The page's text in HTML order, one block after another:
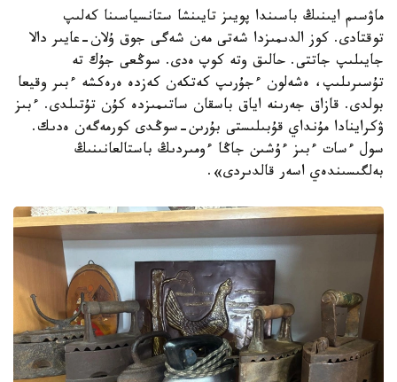
ماۋسىم ايىنىڭ باسىندا پويىز تايىنشا ستانسياسىنا كەلىپ
توقتادى. كوز الدىمىزدا شەتى مەن شەگى جوق ۇلان-عايىر دالا
جايىلىپ جاتتى. حالىق وتە كوپ ەدى. سوڭعى جۇك تە
تۇسىرىلىپ، ەشەلون ءجۇرىپ كەتكەن كەزدە ەرەكشە ءبىر وقيعا
بولدى. قازاق جەرىنە اياق باسقان ساتىمىزدە كۇن تۇتىلدى. ءبىز
ۋكراينادا مۇنداي قۇبىلىستى بۇرىن-سوڭدى كورمەگەن ەدىك.
سول ءسات ءبىز ءۇشىن جاڭا ءومىردىڭ باستالعانىنىڭ
بەلگىسىندەي اسەر قالدىردى».